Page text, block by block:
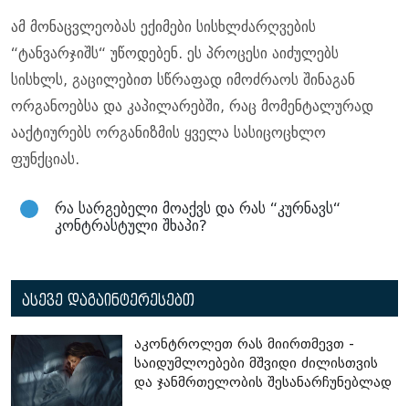
ამ მონაცვლეობას ექიმები სისხლძარღვების
“ტანვარჯიშს“ უწოდებენ. ეს პროცესი აიძულებს
სისხლს, გაცილებით სწრაფად იმოძრაოს შინაგან
ორგანოებსა და კაპილარებში, რაც მომენტალურად
ააქტიურებს ორგანიზმის ყველა სასიცოცხლო
ფუნქციას.
რა სარგებელი მოაქვს და რას “კურნავს“
კონტრასტული შხაპი?
ასევე დაგაინტერესებთ
აკონტროლეთ რას მიირთმევთ -
საიდუმლოებები მშვიდი ძილისთვის
და ჯანმრთელობის შესანარჩუნებლად